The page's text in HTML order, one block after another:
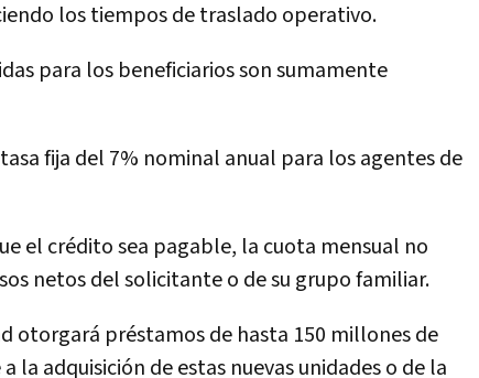
los tiempos de traslado operativo.
para los beneficiarios son sumamente
fija del 7% nominal anual para los agentes de
el crédito sea pagable, la cuota mensual no
netos del solicitante o de su grupo familiar.
otorgará préstamos de hasta 150 millones de
la adquisición de estas nuevas unidades o de la